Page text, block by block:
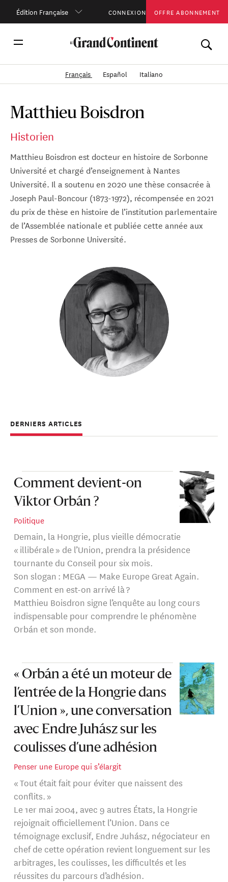
Édition Française CONNEXION OFFRE ABONNEMENT
Français Español Italiano
Matthieu Boisdron
Historien
Matthieu Boisdron est docteur en histoire de Sorbonne
Université et chargé d’enseignement à Nantes
Université. Il a soutenu en 2020 une thèse consacrée à
Joseph Paul-Boncour (1873-1972), récompensée en 2021
du prix de thèse en histoire de l’institution parlementaire
de l’Assemblée nationale et publiée cette année aux
Presses de Sorbonne Université.
DERNIERS ARTICLES
Comment devient-on
Viktor Orbán ?
Politique
Demain, la Hongrie, plus vieille démocratie
« illibérale » de l’Union, prendra la présidence
tournante du Conseil pour six mois.
Son slogan : MEGA — Make Europe Great Again.
Comment en est-on arrivé là ?
Matthieu Boisdron signe l’enquête au long cours
indispensable pour comprendre le phénomène
Orbán et son monde.
« Orbán a été un moteur de
l’entrée de la Hongrie dans
l’Union », une conversation
avec Endre Juhász sur les
coulisses d’une adhésion
Penser une Europe qui s’élargit
« Tout était fait pour éviter que naissent des
conflits. »
Le 1er mai 2004, avec 9 autres États, la Hongrie
rejoignait officiellement l’Union. Dans ce
témoignage exclusif, Endre Juhász, négociateur en
chef de cette opération revient longuement sur les
arbitrages, les coulisses, les difficultés et les
réussites du parcours d’adhésion.